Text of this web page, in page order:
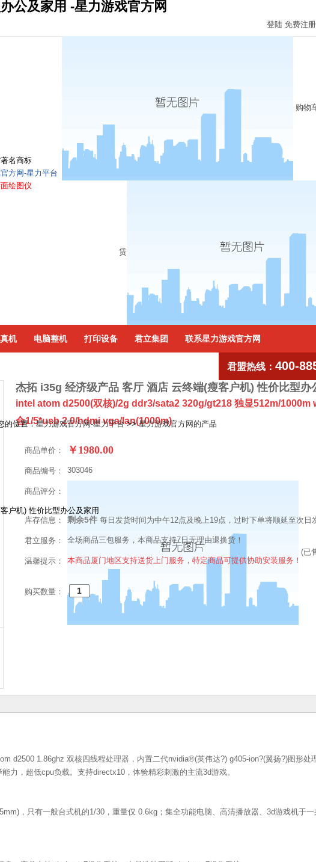
公及家用 -星力游戏官方网
登陆 免费注册
购物
赁
名商标
方网-星力平台
绘图仪
机 电脑整机 打印设备 君立集团 联系星力游戏官方网
君盟热线： 400-
的位置：星力游戏官方网-星力平台>>星力游戏官方网的产品
户机) 性价比型办公及家用
杰拓 i35g 经济级产品 客厅 酒店 云终端(瘦客户机) 性价比型办
intel atom d2500(双核)/2g ddr3/sata2 320g/gt218 独显512m/1000m
合1/5*usb 2.0/hdmi vga/lan(1000m)
商品单价： ￥1980.00
商品编号： 303046
商品评分：
(已
库存信息： 剩余5件 每日发货时间为中午12点及晚上19点，过时下单将顺延至次日
君立服务： 全场商品三包服务，本商品支持7日无理由退换货！
温馨提示： 本商品厦门地区支持送货上门服务，特定商品可提供协助安装服务！
购买数量：
d2500 1.86ghz 双核四线程处理器，内置二代nvidia®(英伟达?) g405-ion?(翼扬?)图形处
力，超低cpu负载。支持directx10，体验精彩刺激的主流3d游戏。
，只有一般台式机的1/30，重量仅 0.6kg；集全功能电脑、高清播放器、3d游戏机于一